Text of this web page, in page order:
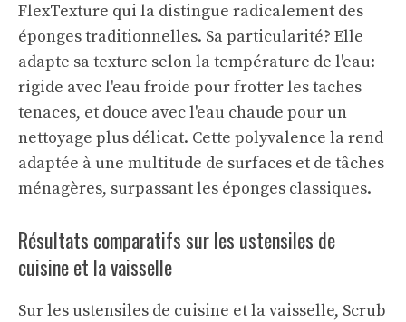
FlexTexture qui la distingue radicalement des
éponges traditionnelles. Sa particularité? Elle
adapte sa texture selon la température de l'eau:
rigide avec l'eau froide pour frotter les taches
tenaces, et douce avec l'eau chaude pour un
nettoyage plus délicat. Cette polyvalence la rend
adaptée à une multitude de surfaces et de tâches
ménagères, surpassant les éponges classiques.
Résultats comparatifs sur les ustensiles de
cuisine et la vaisselle
Sur les ustensiles de cuisine et la vaisselle, Scrub